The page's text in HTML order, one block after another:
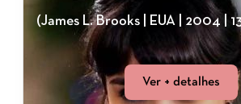
(James L. Brooks | EUA | 2004 |
Ver + detalhes